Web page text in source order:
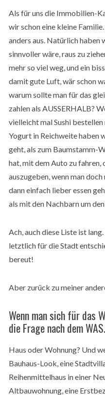
Als für uns die Immobilien-
wir schon eine kleine
anders aus. Natürlich haben
sinnvoller wäre, raus zu
mehr so viel weg, und ein
damit gute Luft, wär schon
warum sollte man für das
zahlen als AUSSERHALB?
vielleicht mal Sushi
Yogurt in Reichweite haben
geht, als zum Baumstamm-
hat, mit dem Auto zu fahren,
auszugeben, wenn man
dann einfach lieber essen
als mit den Nachbarn um
Ach, auch diese Liste ist
letztlich für die Stadt
bereut!
Aber zurück zu meiner
Wenn man sich für das
die Frage nach dem WAS.
Haus oder Wohnung? Und
Bauhaus-Look, eine
Reihenmittelhaus in einer
Altbauwohnung, eine